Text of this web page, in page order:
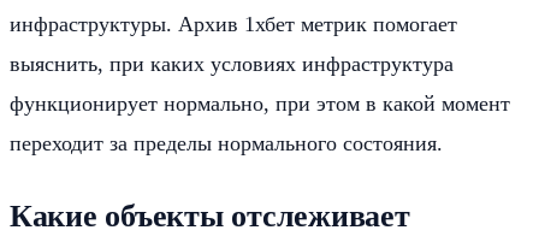
инфраструктуры. Архив 1хбет метрик помогает
выяснить, при каких условиях инфраструктура
функционирует нормально, при этом в какой момент
переходит за пределы нормального состояния.
Какие объекты отслеживает